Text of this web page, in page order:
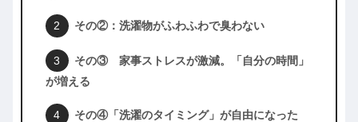
その②：洗濯物がふわふわで臭わない
その③ 家事ストレスが激減。「自分の時間」
が増える
その④「洗濯のタイミング」が自由になった